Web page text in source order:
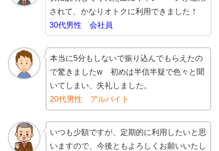
されて、かなりオトクに利用できました！
30代男性 会社員
本当に5分もしないで振り込んでもらえたの
で驚きましたw 初めは半信半疑で色々と聞
いてしまい、失礼しました。
20代男性 アルバイト
いつも少額ですが、定期的に利用したいと思
いますので、今後ともよろしくお願いいたし